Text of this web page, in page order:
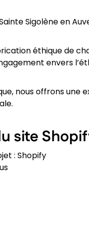
Sigolène en
éthique de
envers
nous offrons une
site
: Shopify